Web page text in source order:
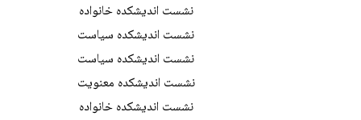
نشست اندیشکده خانواده
نشست اندیشکده سیاست
نشست اندیشکده سیاست
نشست اندیشکده معنویت
نشست اندیشکده خانواده